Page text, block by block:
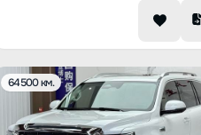
64500 км.